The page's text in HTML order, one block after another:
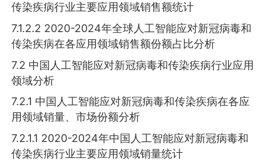
传染疾病行业主要应用领域销售额统计
7.1.2.2 2020-2024年全球人工智能应对新冠病毒和
传染疾病在各应用领域销售额份额占比分析
7.2 中国人工智能应对新冠病毒和传染疾病行业应用
领域分析
7.2.1 中国人工智能应对新冠病毒和传染疾病在各应
用领域销量、市场份额分析
7.2.1.1 2020-2024年中国人工智能应对新冠病毒和
传染疾病行业主要应用领域销量统计